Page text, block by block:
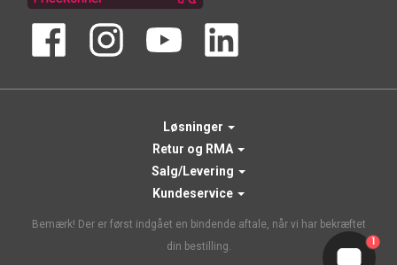
Løsninger
Retur og RMA
Salg/Levering
Kundeservice
Bemærk! Der er først indgået en bindende aftale, når vi har bekræftet
din bestilling.
1